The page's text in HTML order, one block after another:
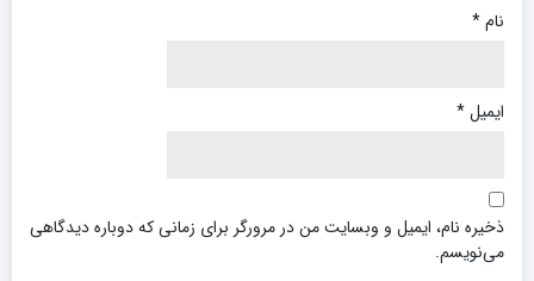
نام*
ایمیل*
ذخیره نام، ایمیل و وبسایت من در مرورگر برای زمانی که دوباره دیدگاهی
می‌نویسم.